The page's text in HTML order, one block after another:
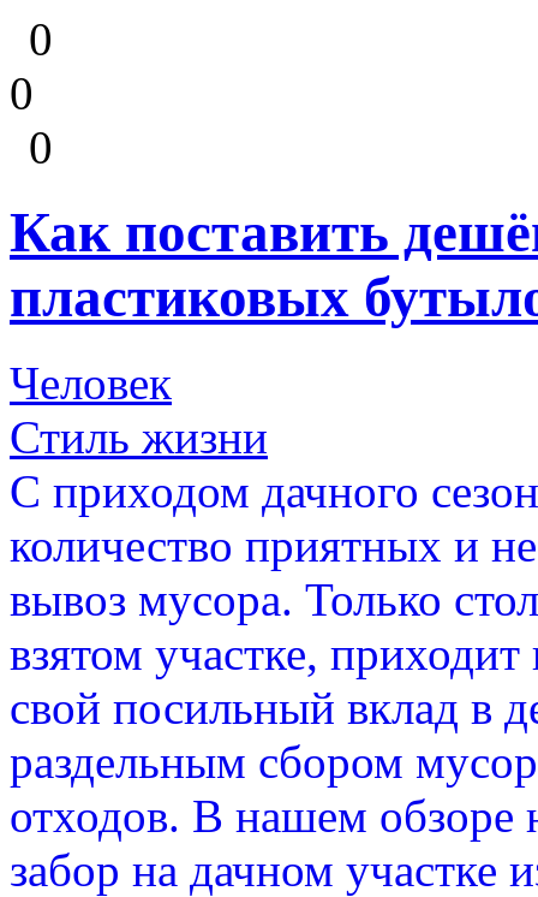
0
0
0
Как поставить
пластиковых
Человек
Стиль жизни
С приходом дачного
количество приятных и
вывоз мусора. Только
взятом участке,
свой посильный вклад в
раздельным сбором
отходов. В нашем обзоре
забор на дачном участке